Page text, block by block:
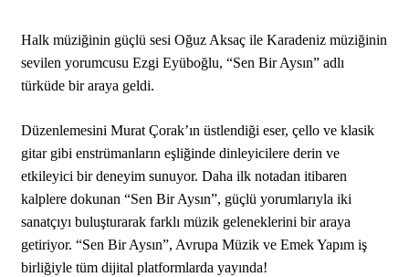
Halk müziğinin güçlü sesi Oğuz Aksaç ile Karadeniz müziğinin
sevilen yorumcusu Ezgi Eyüboğlu, “Sen Bir Aysın” adlı
türküde bir araya geldi.
Düzenlemesini Murat Çorak’ın üstlendiği eser, çello ve klasik
gitar gibi enstrümanların eşliğinde dinleyicilere derin ve
etkileyici bir deneyim sunuyor. Daha ilk notadan itibaren
kalplere dokunan “Sen Bir Aysın”, güçlü yorumlarıyla iki
sanatçıyı buluşturarak farklı müzik geleneklerini bir araya
getiriyor. “Sen Bir Aysın”, Avrupa Müzik ve Emek Yapım iş
birliğiyle tüm dijital platformlarda yayında!